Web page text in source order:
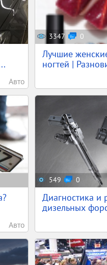
Авто
3347 0
Лучшие
ногтей |
Авто
549 0
Диагностика и
дизельных